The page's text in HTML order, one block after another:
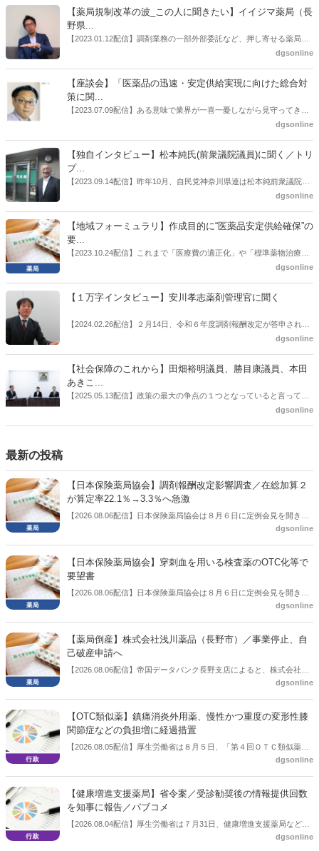
【薬局規制改革の波_この人に聞きたい】イイジマ薬局（長
野県...
【2023.01.12配信】調剤業務の一部外部委託など、押し寄せる薬局業
界への規制改革の波。この規制改革の波を薬局業界はどう受け止めた
はないだろうか。本紙ではこうした問題について、厚労省「薬局薬剤
師の業務及び薬局の機能に関するワーキンググループ」に参考人とし
ても出席していたイイジマ薬局（長野県上田市）開設者である飯島裕
dgsonline
【座談会】「医薬品の迅速・安定供給実現に向けた総合対
策に関...
【2023.07.09配信】ある意味で業界が一喜一憂しながら見守ってきた
厚労省「医薬品の迅速・安定供給実現に向けた総合対策に関する有識
書がとりまとめられた。ドラビズon-lineでは検討会を総括する目的で
厚労省医政局医薬産業振興・医療情報企画課長（医薬産業振興・医療
情報企画課セルフケア・セルフメディケーション推進室長併任）安藤
公一氏や青山学院大学名誉教授の三村優美子氏、 日本保険薬局協会医
dgsonline
【独自インタビュー】松本純氏(前衆議院議員)に聞く／トリ
プ...
【2023.09.14配信】昨年10月、自民党神奈川県連は松本純前衆議院議
員を「自民党神奈川1区」（横浜市中区・磯子区・金沢区）の支部長
候補の前提となるもの。薬剤師に関わる政策に広く・深く関わってき
た同氏の復活に向けた薬剤師業界の期待には熱いものがある。不透明
感の払拭できない医療・介護・障害者サービスのトリプル改定等へ
の、薬剤師業界の強い危機感の裏返しといってもいいだろう。本稿で
dgsonline
【地域フォーミュラリ】作成目的に“医薬品安定供給確保”の
要...
【2023.10.24配信】これまで「医療費の適正化」や「標準薬物治療の
推進」などが目的とされることが多かった地域フォーミュラリの作
た。医薬品の安定供給確保だ。10月22日に開かれた「日本フォーミュ
飯田市）は、会員薬局から安定供給確保への強い要望があったことを
受け、安定供給確保が見込めるPPI３成分について銘柄を含めて選定
dgsonline
【１万字インタビュー】安川孝志薬剤管理官に聞く
【2024.02.26配信】２月14日、令和６年度調剤報酬改定が答申され
た。本紙では、厚生労働省保険局医療課・薬剤管理官の安川孝志氏
dgsonline
【社会保障のこれから】田畑裕明議員、勝目康議員、本田
あきこ...
【2025.05.13配信】政策の最大の争点の１つとなっていると言っても
よいのが社会保障のこれからのあり方だ。特に与党では、政府関係者
dgsonline
最新の投稿
【日本保険薬局協会】調剤報酬改定影響調査／在総加算２
が算定率22.1％→3.3％へ急激
【2026.08.06配信】日本保険薬局協会は８月６日に定例会見を開き、
「令和８年度調剤報酬改定に係る保険薬局への影響」の調査結果を公
3.3％へ大きく低下した。
dgsonline
【日本保険薬局協会】穿刺血を用いる検査薬のOTC化等で
要望書
【2026.08.06配信】日本保険薬局協会は８月６日に定例会見を開き、
「穿刺血を用いる検査薬のOTC化等に関する要望書」を厚生労働省 医
dgsonline
【薬局倒産】株式会社浅川薬品（長野市）／事業停止、自
己破産申請へ
【2026.08.06配信】帝国データバンク長野支店によると、株式会社浅
川薬品（長野市）は7月31日に事業を停止し、自己破産申請の準備に
dgsonline
【OTC類似薬】鎮痛消炎外用薬、慢性かつ重度の変形性膝
関節症などの負担増に経過措置
【2026.08.05配信】厚生労働省は８月５日、「第４回ＯＴＣ類似薬の
保険給付の見直しの実施に向けた技術的検討会」を開催。「中間とり
会等に報告し、令和８年秋頃を目途に結論を得る予定。
dgsonline
【健康増進支援薬局】省令案／受診勧奨後の情報提供回数
を知事に報告／パブコメ
【2026.08.04配信】厚生労働省は７月31日、健康増進支援薬局などに
関する省令案を示し、パブコメを開始した。受診勧奨を行った後に、
dgsonline